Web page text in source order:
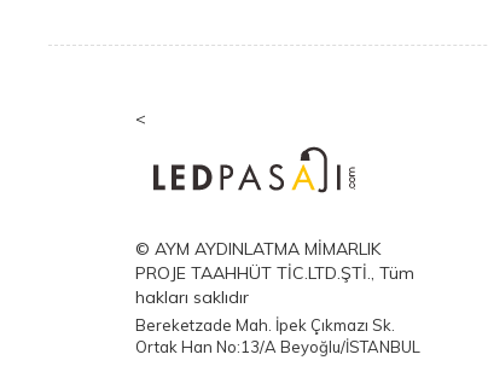
<
© AYM AYDINLATMA MİMARLIK
PROJE TAAHHÜT TİC.LTD.ŞTİ., Tüm
hakları saklıdır
Bereketzade Mah. İpek Çıkmazı Sk.
Ortak Han No:13/A Beyoğlu/İSTANBUL